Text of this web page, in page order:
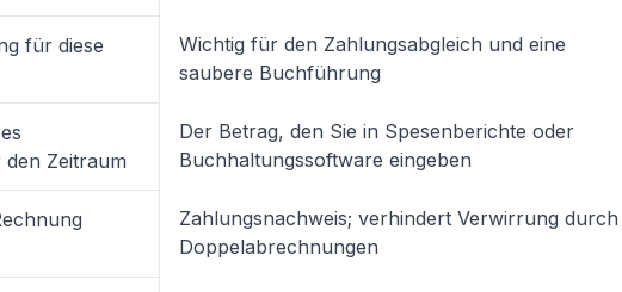
für diese
Wichtig für den Zahlungsabgleich und eine
saubere Buchführung
Zeitraum
Der Betrag, den Sie in Spesenberichte oder
Buchhaltungssoftware eingeben
Zahlungsnachweis; verhindert Verwirrung durch
Doppelabrechnungen